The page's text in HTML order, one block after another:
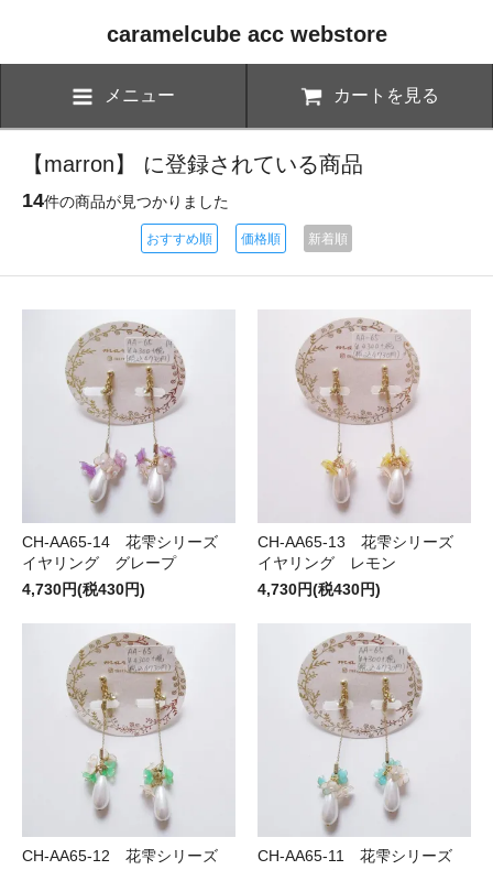
caramelcube acc webstore
メニュー カートを見る
【marron】 に登録されている商品
14件の商品が見つかりました
おすすめ順 価格順 新着順
CH-AA65-14 花雫シリーズ
イヤリング グレープ
4,730円(税430円)
CH-AA65-13 花雫シリーズ
イヤリング レモン
4,730円(税430円)
CH-AA65-12 花雫シリーズ
CH-AA65-11 花雫シリーズ